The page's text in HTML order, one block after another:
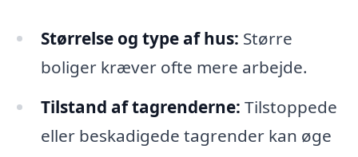
Størrelse og type af hus: Større
boliger kræver ofte mere arbejde.
Tilstand af tagrenderne: Tilstoppede
eller beskadigede tagrender kan øge